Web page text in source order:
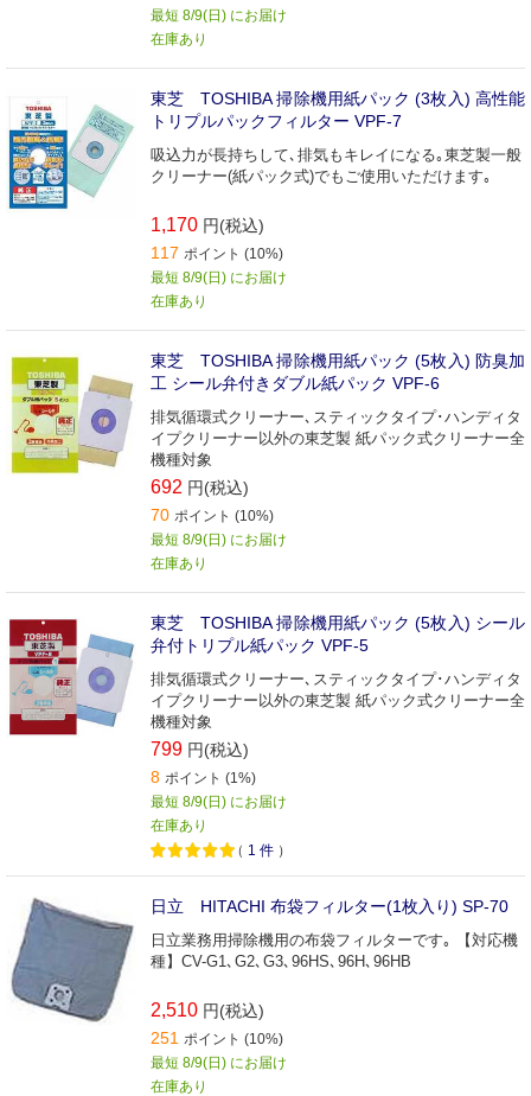
最短 8/9(日) にお届け
在庫あり
東芝 TOSHIBA 掃除機用紙パック (3枚入) 高性能
トリプルパックフィルター VPF-7
吸込力が長持ちして､排気もキレイになる｡東芝製一般
クリーナー(紙パック式)でもご使用いただけます｡
1,170 円(税込)
117 ポイント (10%)
最短 8/9(日) にお届け
在庫あり
東芝 TOSHIBA 掃除機用紙パック (5枚入) 防臭加
工 シール弁付きダブル紙パック VPF-6
排気循環式クリーナー､スティックタイプ･ハンディタ
イプクリーナー以外の東芝製 紙パック式クリーナー全
機種対象
692 円(税込)
70 ポイント (10%)
最短 8/9(日) にお届け
在庫あり
東芝 TOSHIBA 掃除機用紙パック (5枚入) シール
弁付トリプル紙パック VPF-5
排気循環式クリーナー､スティックタイプ･ハンディタ
イプクリーナー以外の東芝製 紙パック式クリーナー全
機種対象
799 円(税込)
8 ポイント (1%)
最短 8/9(日) にお届け
在庫あり
（ 1 件 ）
日立 HITACHI 布袋フィルター(1枚入り) SP‐70
日立業務用掃除機用の布袋フィルターです｡ 【対応機
種】CV-G1､G2､G3､96HS､96H､96HB
2,510 円(税込)
251 ポイント (10%)
最短 8/9(日) にお届け
在庫あり